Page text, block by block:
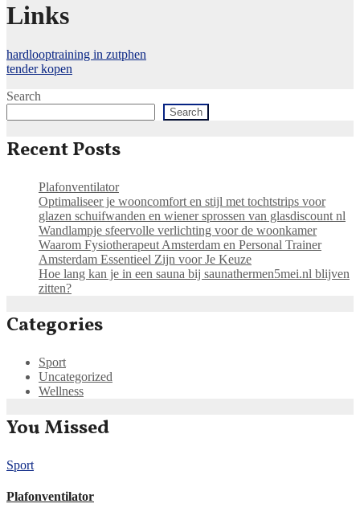
Links
hardlooptraining in zutphen
tender kopen
Search
Search
Recent Posts
Plafonventilator
Optimaliseer je wooncomfort en stijl met tochtstrips voor
glazen schuifwanden en wiener sprossen van glasdiscount nl
Wandlampje sfeervolle verlichting voor de woonkamer
Waarom Fysiotherapeut Amsterdam en Personal Trainer
Amsterdam Essentieel Zijn voor Je Keuze
Hoe lang kan je in een sauna bij saunathermen5mei.nl blijven
zitten?
Categories
Sport
Uncategorized
Wellness
You Missed
Sport
Plafonventilator